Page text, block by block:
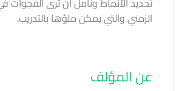
الزمني والتي يمكن ملؤها بالتدريب.
عن المؤلف